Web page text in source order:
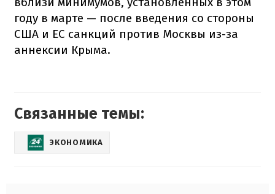
году в марте — после введения со стороны
США и ЕС санкций против Москвы из-за
аннексии Крыма.
Связанные темы:
ЭКОНОМИКА